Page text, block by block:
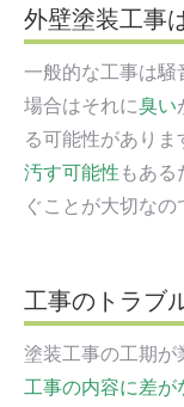
外壁塗装工事
一般的な工事は騒
場合はそれに臭い
る可能性がありま
汚す可能性 もあ
ぐことが大切なの
工事のトラブ
塗装工事の工期が
工事の内容に差が